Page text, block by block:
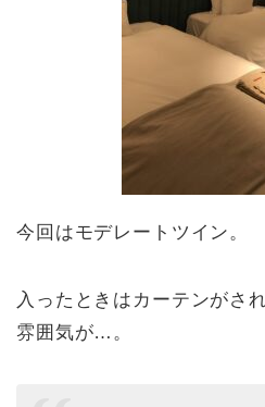
今回はモデレートツイン。
入ったときはカーテンがさ
雰囲気が…。